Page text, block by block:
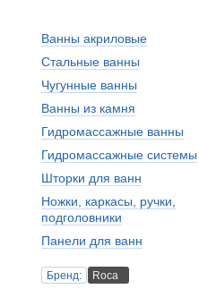
Ванны акриловые
Стальные ванны
Чугунные ванны
Ванны из камня
Гидромассажные ванны
Гидромассажные системы
Шторки для ванн
Ножки, каркасы, ручки,
подголовники
Панели для ванн
Бренд:
Roca